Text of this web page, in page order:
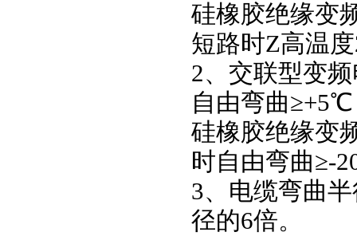
硅橡胶绝缘变
短路时Z高温
2、交联型变
自由弯曲
硅橡胶绝缘变
时自由弯曲≥-
3、电缆弯曲
径的6倍。